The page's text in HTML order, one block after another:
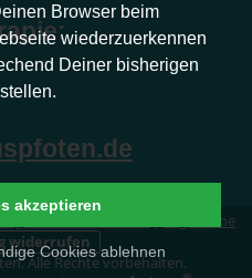
Browser beim
wiederzuerkennen
Deiner bisherigen
Cookies ablehnen
akzeptieren
Allgemeine
widerrufen
Alle Rechte vorbehalten.